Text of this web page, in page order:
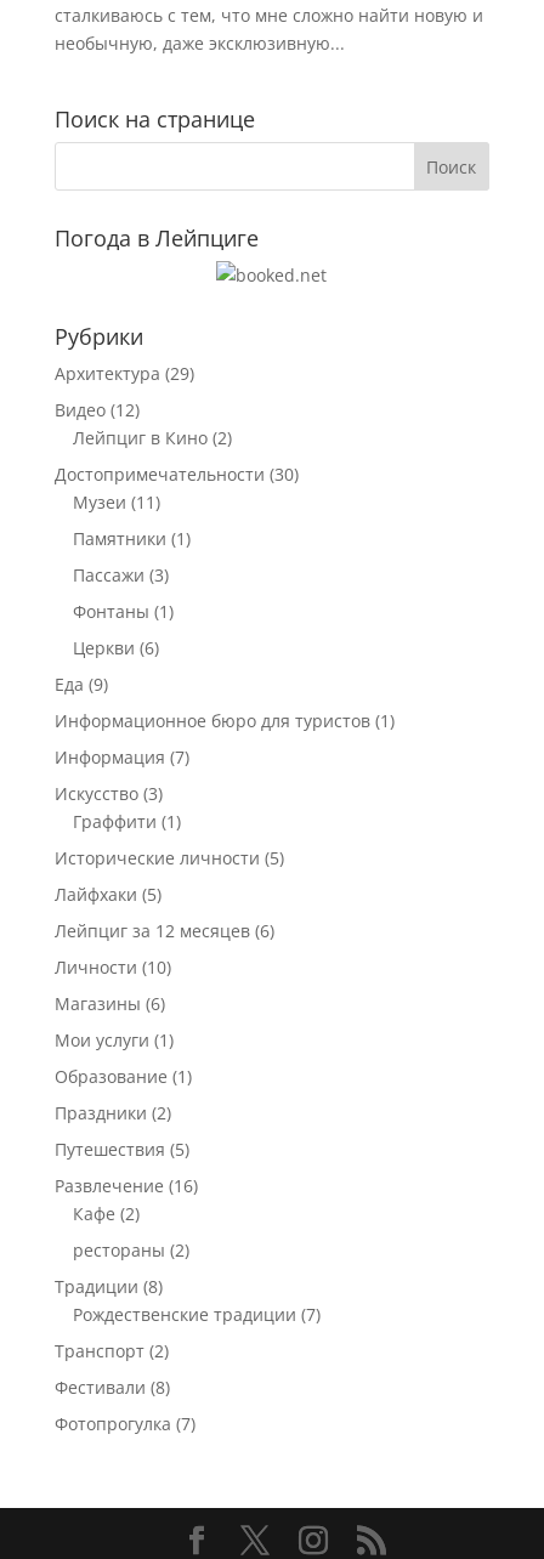
сталкиваюсь с тем, что мне сложно найти новую и
необычную, даже эксклюзивную...
Поиск на странице
Погода в Лейпциге
Рубрики
Архитектура (29)
Видео(12)
Лейпциг в Кино(2)
Достопримечательности (30)
Музеи (11)
Памятники (1)
Пассажи (3)
Фонтаны (1)
Церкви (6)
Еда (9)
Информационное бюро для туристов(1)
Информация (7)
Искусство(3)
Граффити (1)
Исторические личности (5)
Лайфхаки (5)
Лейпциг за 12 месяцев(6)
Личности (10)
Магазины (6)
Мои услуги (1)
Образование (1)
Праздники (2)
Путешествия (5)
Развлечение (16)
Кафе (2)
рестораны (2)
Традиции (8)
Рождественские традиции (7)
Транспорт(2)
Фестивали (8)
Фотопрогулка (7)